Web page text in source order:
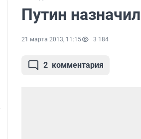
Путин
21 марта 2013, 11:15 3 184
2 комментария